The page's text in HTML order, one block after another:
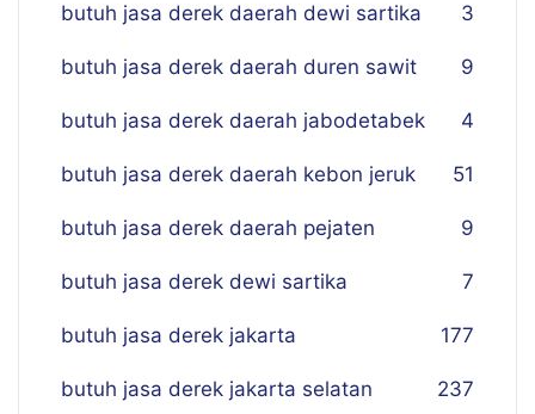
butuh jasa derek daerah dewi sartika 3
butuh jasa derek daerah duren sawit 9
butuh jasa derek daerah jabodetabek 4
butuh jasa derek daerah kebon jeruk 51
butuh jasa derek daerah pejaten 9
butuh jasa derek dewi sartika 7
butuh jasa derek jakarta 177
butuh jasa derek jakarta selatan 237